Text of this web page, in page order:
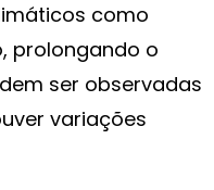
como
prolongando o
ser observadas
variações